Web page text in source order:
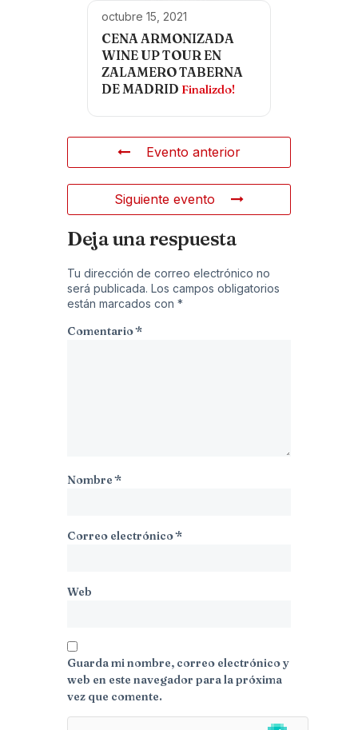
octubre 15, 2021
CENA ARMONIZADA
WINE UP TOUR EN
ZALAMERO TABERNA
DE MADRID Finalizdo!
Evento anterior
Siguiente evento
Deja una respuesta
Tu dirección de correo electrónico no
será publicada. Los campos obligatorios
están marcados con *
Comentario*
Nombre*
Correo electrónico*
Web
Guarda mi nombre, correo electrónico y
web en este navegador para la próxima
vez que comente.